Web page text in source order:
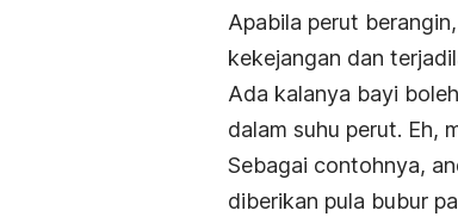
Apabila perut
kekejangan dan
Ada kalanya bayi
dalam suhu perut. Eh,
Sebagai contohnya,
diberikan pula bubur